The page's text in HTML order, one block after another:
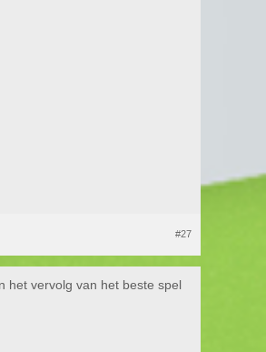
#27
het vervolg van het beste spel